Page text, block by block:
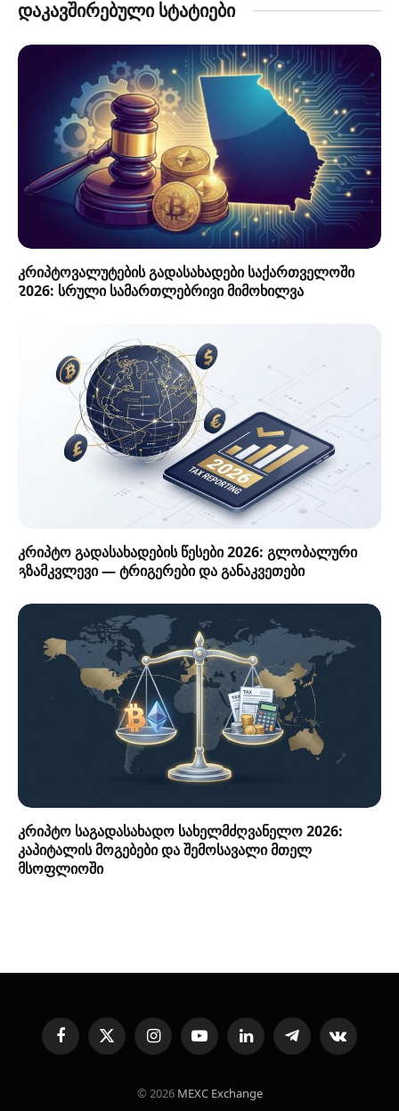
დაკავშირებული სტატიები
კრიპტოვალუტების გადასახადები საქართველოში
2026: სრული სამართლებრივი მიმოხილვა
კრიპტო გადასახადების წესები 2026: გლობალური
გზამკვლევი — ტრიგერები და განაკვეთები
კრიპტო საგადასახადო სახელმძღვანელო 2026:
კაპიტალის მოგებები და შემოსავალი მთელ
მსოფლიოში
FacebookX
(Twitter)
InstagramYouTubeLinkedInTelegramVKontakte
© 2026 MEXC Exchange